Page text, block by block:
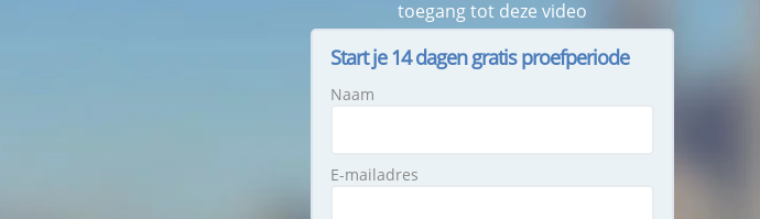
toegang tot deze video
Start je 14 dagen gratis proefperiode
Naam
E-mailadres